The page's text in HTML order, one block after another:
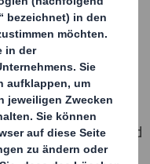
zu erwarten?
Ihnen im Hinblick
Paper und
ergeben. Es ist